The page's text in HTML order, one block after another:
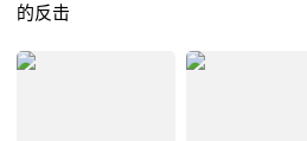
的反击